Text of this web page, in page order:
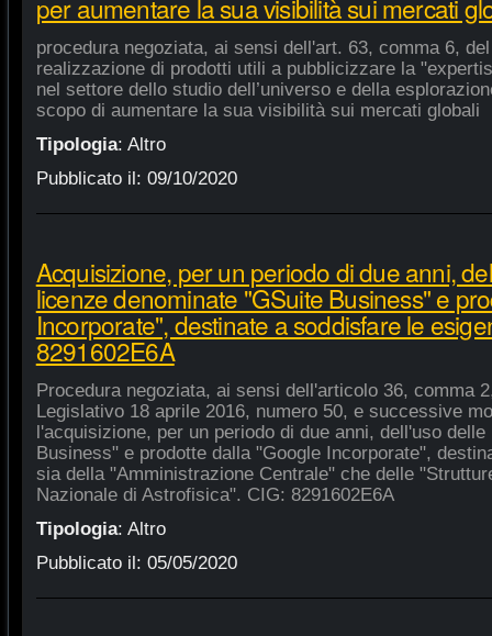
per aumentare la sua visibilità sui mercati
procedura negoziata, ai sensi dell'art. 63, comma 6,
realizzazione di prodotti utili a pubblicizzare la
nel settore dello studio dell’universo e della
scopo di aumentare la sua visibilità sui mercati globali
Tipologia: Altro
Pubblicato il: 09/10/2020
Acquisizione, per un periodo di due anni,
licenze denominate "GSuite Business" e
Incorporate", destinate a soddisfare le
8291602E6A
Procedura negoziata, ai sensi dell'articolo 36, comma
Legislativo 18 aprile 2016, numero 50, e successive
l'acquisizione, per un periodo di due anni, dell'uso
Business" e prodotte dalla "Google Incorporate",
sia della "Amministrazione Centrale" che delle
Nazionale di Astrofisica". CIG: 8291602E6A
Tipologia: Altro
Pubblicato il: 05/05/2020